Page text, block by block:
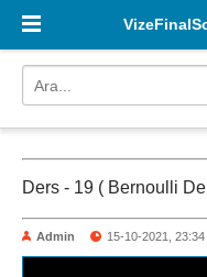
Ders - 19 ( Bernoulli
Admin 15-10-2021, 23:34